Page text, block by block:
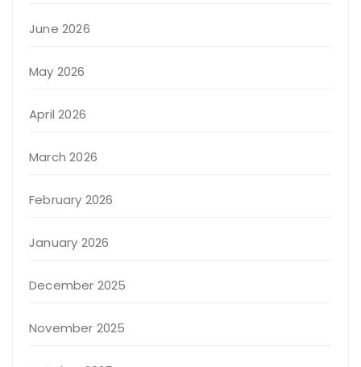
June 2026
May 2026
April 2026
March 2026
February 2026
January 2026
December 2025
November 2025